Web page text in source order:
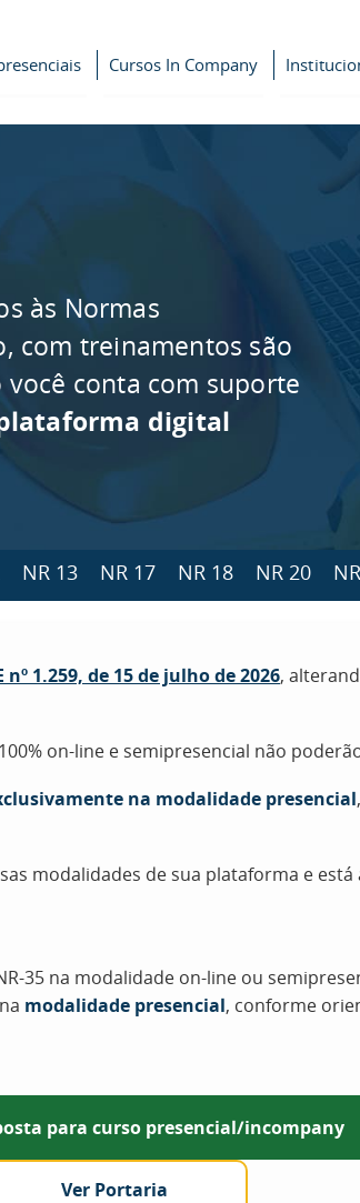
Cursos In Company
às Normas
com treinamentos são
conta com suporte
digital
NR 13 NR 17 NR 18 NR 20
1.259, de 15 de julho de 2026,
on-line e semipresencial não
na modalidade presencial
modalidades de sua plataforma e
35 na modalidade on-line ou
modalidade presencial, conforme
para curso presencial/incompany
Ver Portaria